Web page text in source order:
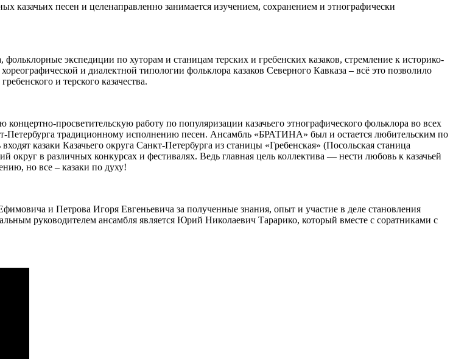
песен и целенаправленно занимается изучением, сохранением и этнографически
экспедиции по хуторам и станицам терских и гребенских казаков, стремление к историко-
и диалектной типологии фольклора казаков Северного Кавказа – всё это позволило
и терского казачества.
просветительскую работу по популяризации казачьего этнографического фольклора во всех
Петербурга традиционному исполнению песен. Ансамбль «БРАТИНА» был и остается любительским по
казаки Казачьего округа Санкт-Петербурга из станицы «Гребенская» (Посольская станица
округ в различных конкурсах и фестивалях. Ведь главная цель коллектива — нести любовь к казачьей
но все – казаки по духу!
и Петрова Игоря Евгеньевича за полученные знания, опыт и участие в деле становления
руководителем ансамбля является Юрий Николаевич Тарарико, который вместе с соратниками с